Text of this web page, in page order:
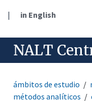
| in English
NALT
ámbitos de estudio
métodos analíticos